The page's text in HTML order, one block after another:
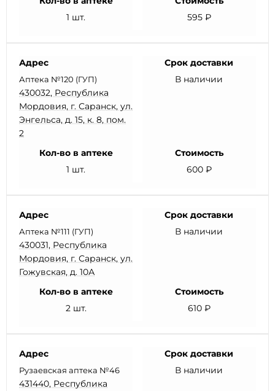
1 шт.
595 ₽
Адрес
Аптека №120 (ГУП)
430032, Республика
Мордовия, г. Саранск, ул.
Энгельса, д. 15, к. 8, пом.
2
Срок доставки
В наличии
Кол-во в аптеке
1 шт.
Стоимость
600 ₽
Адрес
Аптека №111 (ГУП)
430031, Республика
Мордовия, г. Саранск, ул.
Гожувская, д. 10А
Срок доставки
В наличии
Кол-во в аптеке
2 шт.
Стоимость
610 ₽
Адрес
Рузаевская аптека №46
431440, Республика
Срок доставки
В наличии